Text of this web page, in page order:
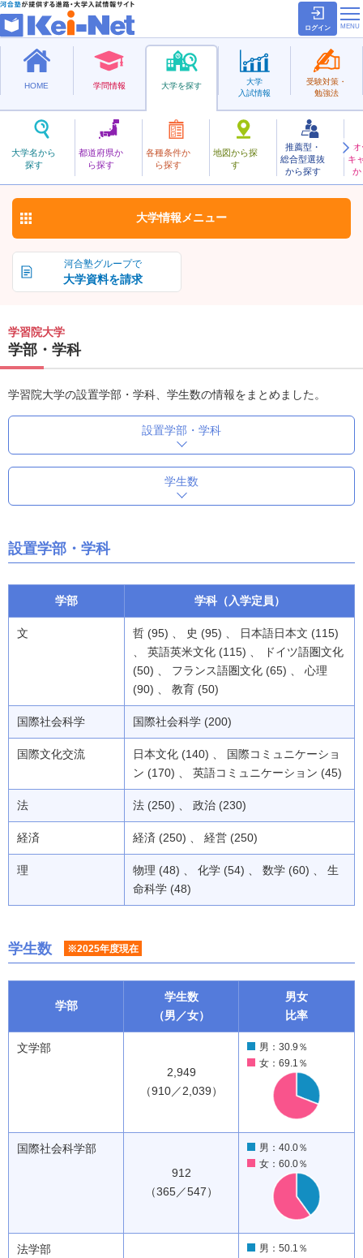
ログイン
HOME 学問情報 大学を探す
大学名から
探す
都道府県か
ら探す
各種条件か
ら探す
地図から探
す
推薦型・
総合型選抜
から探す
キ
か
大学
入試情報
受験対策・
勉強法
私立
がくしゅういん
学習院大学 お気に入り
河合塾グループで
大学資料を請求
大学情報 メニュー
学習院大学
学部・学科
学習院大学の設置学部・学科、学生数の情報をまとめました。
設置学部・学科
学生数
設置学部・学科
学部 学科（入学定員）
文
哲 (95) 、 史 (95) 、 日本語日本文 (115)
、 英語英米文化 (115) 、 ドイツ語圏文化
(50) 、 フランス語圏文化 (65) 、 心理
(90) 、 教育 (50)
国際社会科学 国際社会科学 (200)
国際文化交流
日本文化 (140) 、 国際コミュニケーショ
ン (170) 、 英語コミュニケーション (45)
法 法 (250) 、 政治 (230)
経済 経済 (250) 、 経営 (250)
理
物理 (48) 、 化学 (54) 、 数学 (60) 、 生
命科学 (48)
学生数 ※2025年度現在
学部
学生数
（男／女）
男女
比率
文学部
2,949
（910／2,039）
男：30.9％
女：69.1％
国際社会科学部
912
（365／547）
男：40.0％
女：60.0％
法学部
男：50.1％